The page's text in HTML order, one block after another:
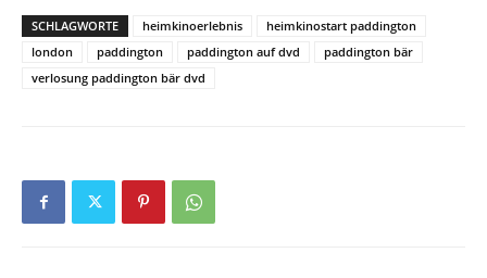
SCHLAGWORTE heimkinoerlebnis
heimkinostart paddington
london
paddington paddington auf dvd
paddington bär
verlosung paddington bär dvd